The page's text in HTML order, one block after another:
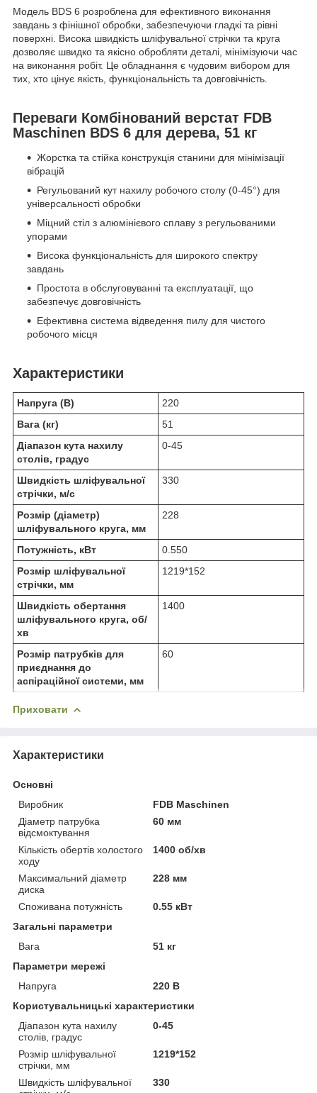
Модель BDS 6 розроблена для ефективного виконання
завдань з фінішної обробки, забезпечуючи гладкі та рівні
поверхні. Висока швидкість шліфувальної стрічки та круга
дозволяє швидко та якісно обробляти деталі, мінімізуючи час
на виконання робіт. Це обладнання є чудовим вибором для
тих, хто цінує якість, функціональність та довговічність.
Переваги Комбінований верстат FDB
Maschinen BDS 6 для дерева, 51 кг
Жорстка та стійка конструкція станини для мінімізації
вібрацій
Регульований кут нахилу робочого столу (0-45°) для
універсальності обробки
Міцний стіл з алюмінієвого сплаву з регульованими
упорами
Висока функціональність для широкого спектру
завдань
Простота в обслуговуванні та експлуатації, що
забезпечує довговічність
Ефективна система відведення пилу для чистого
робочого місця
Характеристики
Напруга (В)
220
Вага (кг)
51
Діапазон кута нахилу
столів, градус
0-45
Швидкість шліфувальної
стрічки, м/с
330
Розмір (діаметр)
шліфувального круга, мм
228
Потужність, кВт
0.550
Розмір шліфувальної
стрічки, мм
1219*152
Швидкість обертання
шліфувального круга, об/
хв
1400
Розмір патрубків для
приєднання до
аспіраційної системи, мм
60
Приховати
Характеристики
Основні
Виробник
FDB Maschinen
Діаметр патрубка
відсмоктування
60 мм
Кількість обертів холостого
ходу
1400 об/хв
Максимальний діаметр
диска
228 мм
Споживана потужність
0.55 кВт
Загальні параметри
Вага
51 кг
Параметри мережі
Напруга
220 В
Користувальницькі характеристики
Діапазон кута нахилу
столів, градус
0-45
Розмір шліфувальної
стрічки, мм
1219*152
Швидкість шліфувальної
330